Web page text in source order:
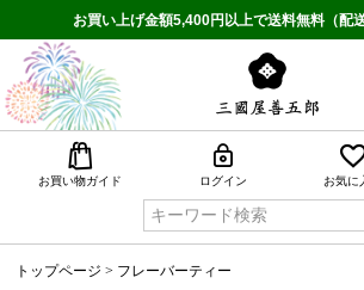
お買い上げ金額5,400円以上で送料無料（配
お買い物ガイド ログイン お気に
トップページ フレーバーティー